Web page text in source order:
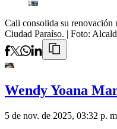
Cali consolida su renovación
Ciudad Paraíso. | Foto:
Wendy Yoana
5 de nov. de 2025, 03:32 p.